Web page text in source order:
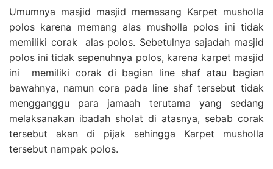
Umumnya masjid masjid memasang Karpet musholla
polos karena memang alas musholla polos ini tidak
memiliki corak alas polos. Sebetulnya sajadah masjid
polos ini tidak sepenuhnya polos, karena karpet masjid
ini memiliki corak di bagian line shaf atau bagian
bawahnya, namun cora pada line shaf tersebut tidak
mengganggu para jamaah terutama yang sedang
melaksanakan ibadah sholat di atasnya, sebab corak
tersebut akan di pijak sehingga Karpet musholla
tersebut nampak polos.